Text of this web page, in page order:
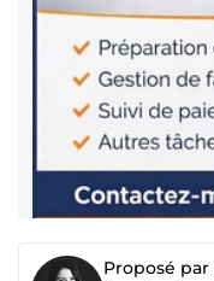
Proposé par